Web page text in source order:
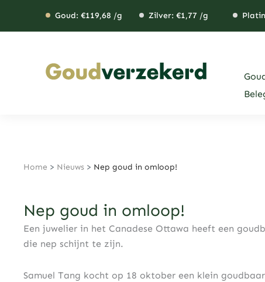
Goud: €119,68 /g Zilver: €1,77 /g
Home > Nieuws > Nep goud in omloop!
Nep goud in omloop!
Een juwelier in het Canadese Ottawa heeft een
die nep schijnt te zijn.
Samuel Tang kocht op 18 oktober een klein